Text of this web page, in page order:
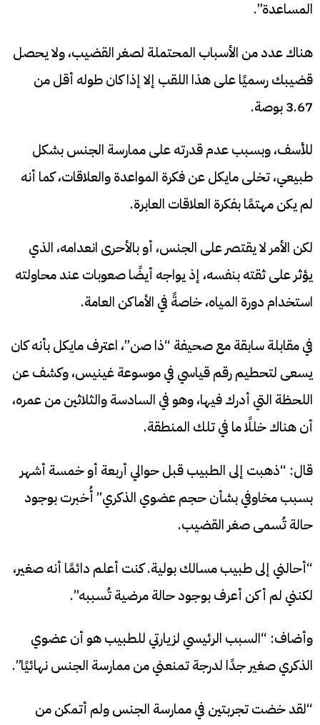
المساعدة”.
هناك عدد من الأسباب المحتملة لصغر القضيب، ولا يحصل
قضيبك رسميًا على هذا اللقب إلا إذا كان طوله أقل من
3.67 بوصة.
للأسف، وبسبب عدم قدرته على ممارسة الجنس بشكل
طبيعي، تخلى مايكل عن فكرة المواعدة والعلاقات، كما أنه
لم يكن مهتمًا بفكرة العلاقات العابرة.
لكن الأمر لا يقتصر على الجنس، أو بالأحرى انعدامه، الذي
يؤثر على ثقته بنفسه، إذ يواجه أيضًا صعوبات عند محاولته
استخدام دورة المياه، خاصةً في الأماكن العامة.
في مقابلة سابقة مع صحيفة “ذا صن”، اعترف مايكل بأنه كان
يسعى لتحطيم رقم قياسي في موسوعة غينيس، وكشف عن
اللحظة التي أدرك فيها، وهو في السادسة والثلاثين من عمره،
أن هناك خللًا ما في تلك المنطقة.
قال: “ذهبت إلى الطبيب قبل حوالي أربعة أو خمسة أشهر
بسبب مخاوفي بشأن حجم عضوي الذكري” أُخبرت بوجود
حالة تُسمى صغر القضيب.
“أحالني إلى طبيب مسالك بولية. كنت أعلم دائمًا أنه صغير،
لكنني لم أكن أعرف بوجود حالة مرضية تُسببه”.
وأضاف: “السبب الرئيسي لزيارتي للطبيب هو أن عضوي
الذكري صغير جدًا لدرجة تمنعني من ممارسة الجنس نهائيًا”.
“لقد خضت تجربتين في ممارسة الجنس ولم أتمكن من